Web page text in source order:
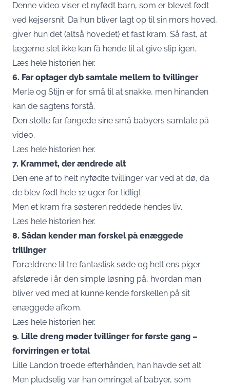
Denne video viser et nyfødt barn, som er blevet født
ved kejsersnit. Da hun bliver lagt op til sin mors hoved,
giver hun det (altså hovedet) et fast kram. Så fast, at
lægerne slet ikke kan få hende til at give slip igen.
Læs hele historien her.
6. Far optager dyb samtale mellem to tvillinger
Merle og Stijn er for små til at snakke, men hinanden
kan de sagtens forstå.
Den stolte far fangede sine små babyers samtale på
video.
Læs hele historien her.
7. Krammet, der ændrede alt
Den ene af to helt nyfødte tvillinger var ved at dø, da
de blev født hele 12 uger for tidligt.
Men et kram fra søsteren reddede hendes liv.
Læs hele historien her.
8. Sådan kender man forskel på enæggede
trillinger
Forældrene til tre fantastisk søde og helt ens piger
afslørede i år den simple løsning på, hvordan man
bliver ved med at kunne kende forskellen på sit
enæggede afkom.
Læs hele historien her.
9. Lille dreng møder tvillinger for første gang –
forvirringen er total
Lille Landon troede efterhånden, han havde set alt.
Men pludselig var han omringet af babyer, som